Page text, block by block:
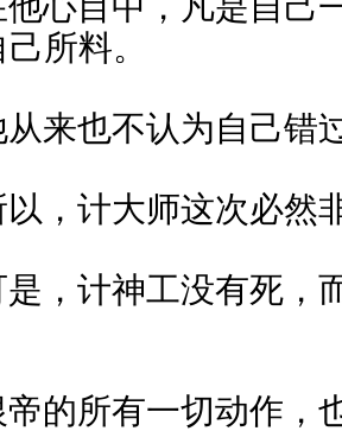
所料。
来也不认为自己错
，计大师这次必然
，计神工没有死，
的所有一切动作，